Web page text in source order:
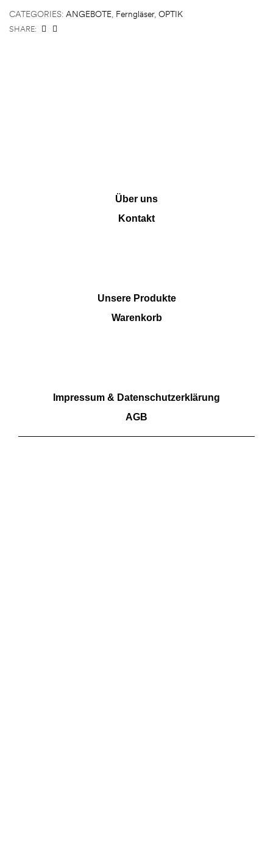
CATEGORIES: ANGEBOTE, Ferngläser, OPTIK
SHARE:
Über uns
Kontakt
Unsere Produkte
Warenkorb
Impressum & Datenschutzerklärung
AGB